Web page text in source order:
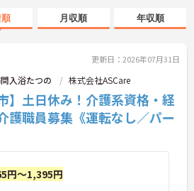
月収順 年収順
更新日：2026年07月31日
入浴たつの 株式会社ASCare
】土日休み！介護系資格・経
職員募集《運転なし／パー
円～1,395円